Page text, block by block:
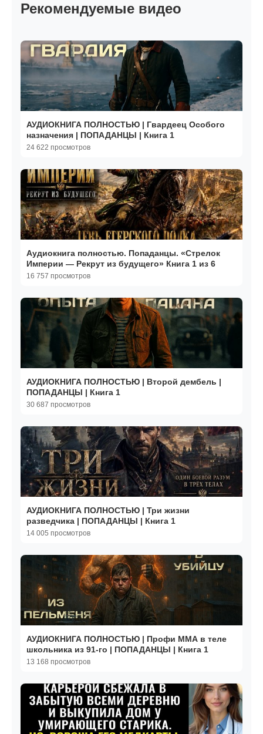
Рекомендуемые видео
АУДИОКНИГА ПОЛНОСТЬЮ | Гвардеец Особого
назначения | ПОПАДАНЦЫ | Книга 1
24 622 просмотров
Аудиокнига полностью. Попаданцы. «Стрелок
Империи — Рекрут из будущего» Книга 1 из 6
16 757 просмотров
АУДИОКНИГА ПОЛНОСТЬЮ | Второй дембель |
ПОПАДАНЦЫ | Книга 1
30 687 просмотров
АУДИОКНИГА ПОЛНОСТЬЮ | Три жизни
разведчика | ПОПАДАНЦЫ | Книга 1
14 005 просмотров
АУДИОКНИГА ПОЛНОСТЬЮ | Профи ММА в теле
школьника из 91-го | ПОПАДАНЦЫ | Книга 1
13 168 просмотров